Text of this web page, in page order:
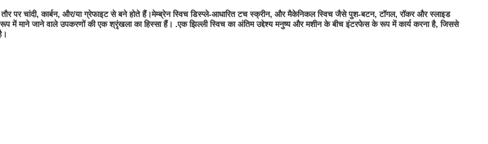
तौर पर चांदी, कार्बन, और/या ग्रेफाइट से बने होते हैं।मेम्ब्रेन स्विच डिस्प्ले-आधारित टच स्क्रीन, और मैकेनिकल स्विच जैसे पुश-बटन, टॉगल, रॉकर और स्लाइड
माने जाने वाले उपकरणों की एक श्रृंखला का हिस्सा हैं। .एक झिल्ली स्विच का अंतिम उद्देश्य मनुष्य और मशीन के बीच इंटरफेस के रूप में कार्य करना है, जिससे